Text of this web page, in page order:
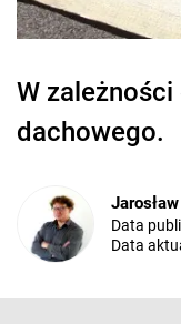
W
dachowego.
Data
Data